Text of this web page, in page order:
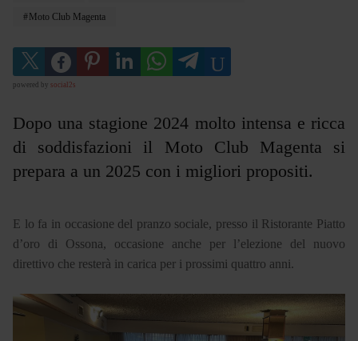
Moto Club Magenta
powered by social2s
Dopo una stagione 2024 molto intensa e ricca
di soddisfazioni il Moto Club Magenta si
prepara a un 2025 con i migliori propositi.
E lo fa in occasione del pranzo sociale, presso il Ristorante Piatto
d’oro di Ossona, occasione anche per l’elezione del nuovo
direttivo che resterà in carica per i prossimi quattro anni.